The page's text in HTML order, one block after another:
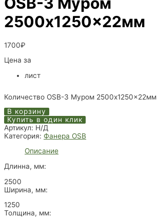
2500x1250x22мм
1700₽
Цена за
лист
Количество OSB-3 Муром 2500x1250x22мм
В корзину
Купить в один клик
Артикул: Н/Д
Категория: Фанера OSB
Описание
Длинна, мм:
2500
Ширина, мм:
1250
Толщина, мм: